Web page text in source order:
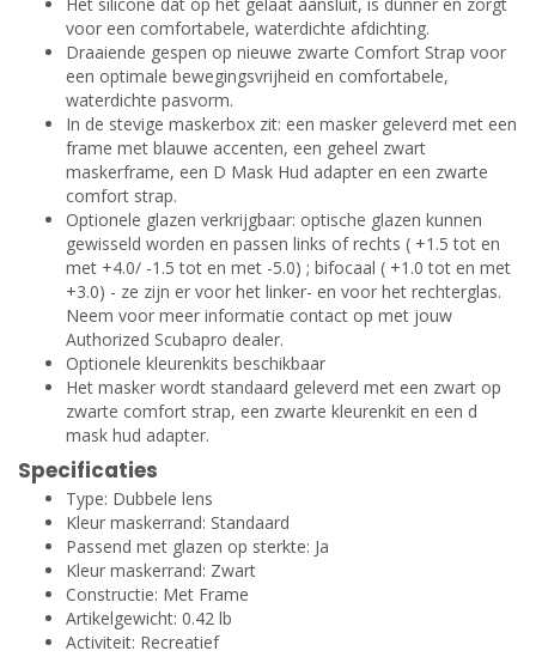
Het silicone dat op het gelaat aansluit, is dunner en zorgt
voor een comfortabele, waterdichte afdichting.
Draaiende gespen op nieuwe zwarte Comfort Strap voor
een optimale bewegingsvrijheid en comfortabele,
waterdichte pasvorm.
In de stevige maskerbox zit: een masker geleverd met een
frame met blauwe accenten, een geheel zwart
maskerframe, een D Mask Hud adapter en een zwarte
comfort strap.
Optionele glazen verkrijgbaar: optische glazen kunnen
gewisseld worden en passen links of rechts ( +1.5 tot en
met +4.0/ -1.5 tot en met -5.0) ; bifocaal ( +1.0 tot en met
+3.0) - ze zijn er voor het linker- en voor het rechterglas.
Neem voor meer informatie contact op met jouw
Authorized Scubapro dealer.
Optionele kleurenkits beschikbaar
Het masker wordt standaard geleverd met een zwart op
zwarte comfort strap, een zwarte kleurenkit en een d
mask hud adapter.
Specificaties
Type: Dubbele lens
Kleur maskerrand: Standaard
Passend met glazen op sterkte: Ja
Kleur maskerrand: Zwart
Constructie: Met Frame
Artikelgewicht: 0.42 lb
Activiteit: Recreatief